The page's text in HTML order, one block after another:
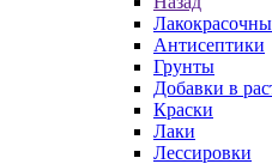
Антисептики
Грунты
Добавки в
Краски
Лаки
Лессировки